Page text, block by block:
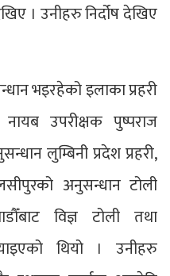
। उनीहरु निर्दोष देखिए
भइरहेको इलाका प्रहरी
उपरीक्षक पुष्पराज
लुम्बिनी प्रदेश प्रहरी,
अनुसन्धान टोली
विज्ञ टोली तथा
थियो । उनीहरु